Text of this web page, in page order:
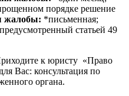
порядке решение
жалобы: *письменная;
статьей 49
к юристу «Право
Вас: консультация по
органа.